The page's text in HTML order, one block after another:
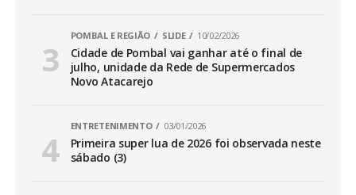
POMBAL E REGIÃO SLIDE 10/02/2026
Cidade de Pombal vai ganhar até o final de
julho, unidade da Rede de Supermercados
Novo Atacarejo
ENTRETENIMENTO 03/01/2026
Primeira super lua de 2026 foi observada neste
sábado (3)